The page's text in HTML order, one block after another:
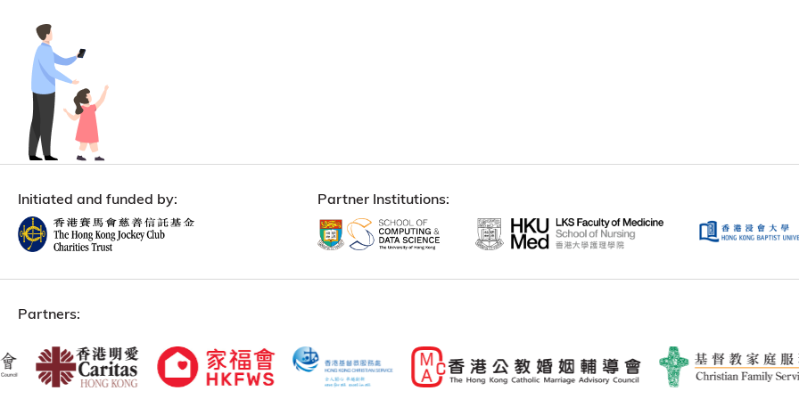
Initiated and funded by: Partner Institutions:
Partners: